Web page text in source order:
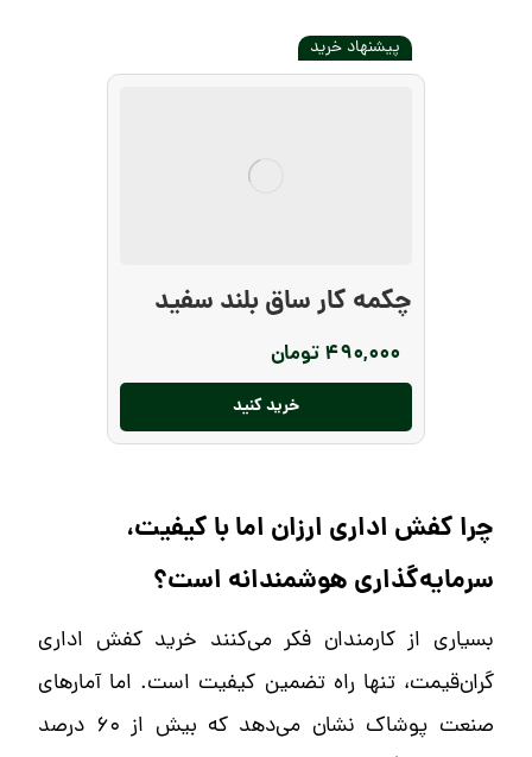
پیشنهاد خرید
چکمه کار ساق بلند سفید
۴۹۰,۰۰۰تومان
خرید کنید
چرا کفش اداری ارزان اما با کیفیت،
سرمایه‌گذاری هوشمندانه است؟
بسیاری از کارمندان فکر می‌کنند خرید کفش اداری
گران‌قیمت، تنها راه تضمین کیفیت است. اما آمارهای
صنعت پوشاک نشان می‌دهد که بیش از ۶۰ درصد